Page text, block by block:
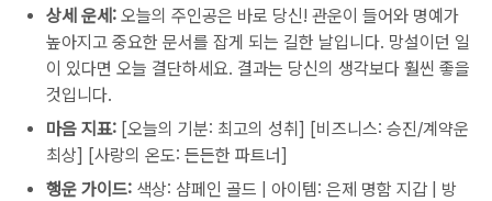
상세 운세: 오늘의 주인공은 바로 당신! 관운이 들어와 명예가
높아지고 중요한 문서를 잡게 되는 길한 날입니다. 망설이던 일
이 있다면 오늘 결단하세요. 결과는 당신의 생각보다 훨씬 좋을
것입니다.
마음 지표: [오늘의 기분: 최고의 성취] [비즈니스: 승진/계약운
최상] [사랑의 온도: 든든한 파트너]
행운 가이드: 색상: 샴페인 골드 | 아이템: 은제 명함 지갑 | 방